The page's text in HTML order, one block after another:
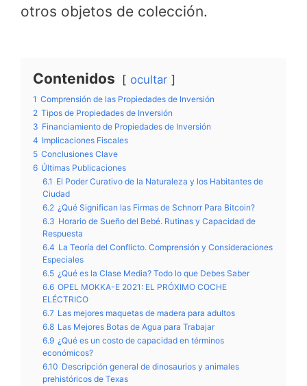
otros objetos de colección.
Contenidos ocultar
1 Comprensión de las Propiedades de Inversión
2 Tipos de Propiedades de Inversión
3 Financiamiento de Propiedades de Inversión
4 Implicaciones Fiscales
5 Conclusiones Clave
6 Últimas Publicaciones
6.1 El Poder Curativo de la Naturaleza y los Habitantes de
Ciudad
6.2 ¿Qué Significan las Firmas de Schnorr Para Bitcoin?
6.3 Horario de Sueño del Bebé. Rutinas y Capacidad de
Respuesta
6.4 La Teoría del Conflicto. Comprensión y Consideraciones
Especiales
6.5 ¿Qué es la Clase Media? Todo lo que Debes Saber
6.6 OPEL MOKKA-E 2021: EL PRÓXIMO COCHE
ELÉCTRICO
6.7 Las mejores maquetas de madera para adultos
6.8 Las Mejores Botas de Agua para Trabajar
6.9 ¿Qué es un costo de capacidad en términos
económicos?
6.10 Descripción general de dinosaurios y animales
prehistóricos de Texas